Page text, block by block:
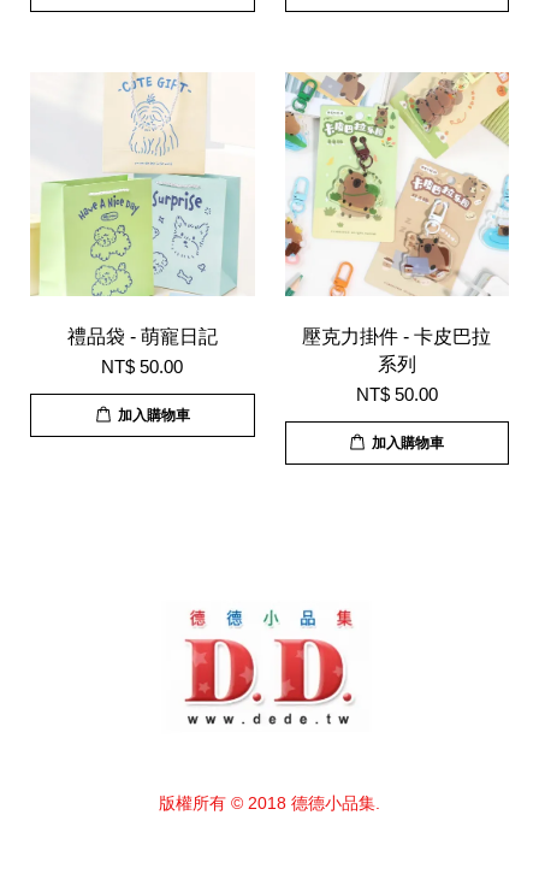
禮品袋 - 萌寵日記
NT$ 50.00
加入購物車
壓克力掛件 - 卡皮巴拉
系列
NT$ 50.00
加入購物車
版權所有 © 2018 德德小品集.